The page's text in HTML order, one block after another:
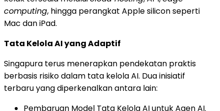
computing, hingga perangkat Apple silicon seperti
Mac dan iPad.
Tata Kelola AI yang Adaptif
Singapura terus menerapkan pendekatan praktis
berbasis risiko dalam tata kelola AI. Dua inisiatif
terbaru yang diperkenalkan antara lain:
Pembaruan Model Tata Kelola AI untuk Agen AI.